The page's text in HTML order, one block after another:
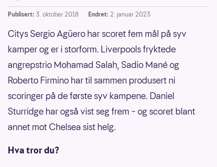
Publisert: 3. oktober 2018 Endret: 2. januar 2023
Citys Sergio Agüero har scoret fem mål på syv
kamper og er i storform. Liverpools fryktede
angrepstrio Mohamad Salah, Sadio Mané og
Roberto Firmino har til sammen produsert ni
scoringer på de første syv kampene. Daniel
Sturridge har også vist seg frem – og scoret blant
annet mot Chelsea sist helg.
Hva tror du?